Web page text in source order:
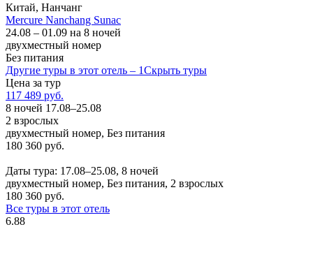
Китай, Нанчанг
Mercure Nanchang Sunac
24.08 – 01.09 на 8 ночей
двухместный номер
Без питания
Другие туры в этот отель – 1Скрыть туры
Цена за тур
117 489 руб.
8 ночей 17.08–25.08
2 взрослых
двухместный номер, Без питания
180 360 руб.
Даты тура: 17.08–25.08, 8 ночей
двухместный номер, Без питания, 2 взрослых
180 360 руб.
Все туры в этот отель
6.88